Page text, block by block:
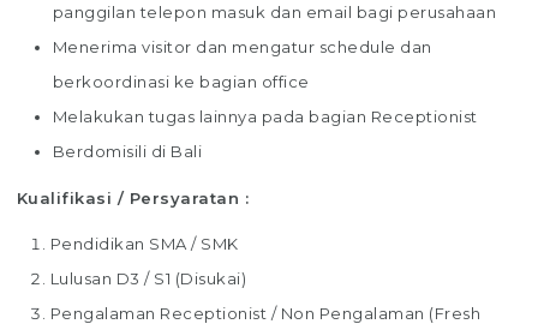
panggilan telepon masuk dan email bagi perusahaan
Menerima visitor dan mengatur schedule dan
berkoordinasi ke bagian office
Melakukan tugas lainnya pada bagian Receptionist
Berdomisili di Bali
Kualifikasi / Persyaratan :
Pendidikan SMA / SMK
Lulusan D3 / S1 (Disukai)
Pengalaman Receptionist / Non Pengalaman (Fresh